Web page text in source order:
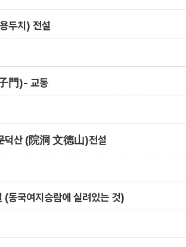
두치) 전설
門)- 교동
덕산 (院洞 文德山)전설
(동국여지승람에 실려있는 것)